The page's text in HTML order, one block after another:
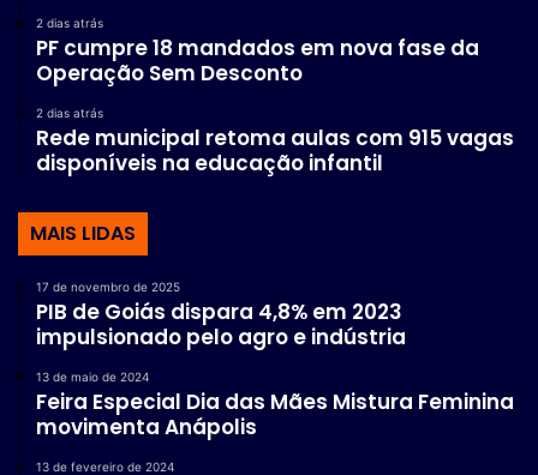
2 dias atrás
PF cumpre 18 mandados em nova fase da
Operação Sem Desconto
2 dias atrás
Rede municipal retoma aulas com 915 vagas
disponíveis na educação infantil
MAIS LIDAS
17 de novembro de 2025
PIB de Goiás dispara 4,8% em 2023
impulsionado pelo agro e indústria
13 de maio de 2024
Feira Especial Dia das Mães Mistura Feminina
movimenta Anápolis
13 de fevereiro de 2024